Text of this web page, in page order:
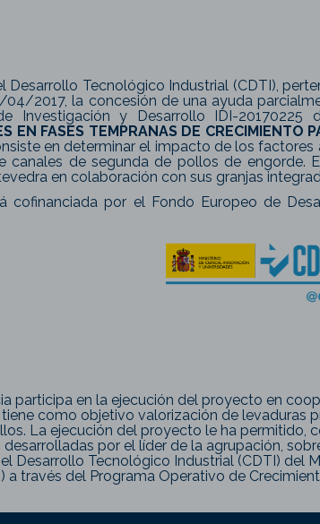
Desarrollo Tecnológico Industrial (CDTI),
2017, la concesión de una ayuda
Investigación y Desarrollo IDI-20170225
EN FASES TEMPRANAS DE CRECIMIENTO
en determinar el impacto de los
canales de segunda de pollos de
en colaboración con sus granjas
cofinanciada por el Fondo Europeo de
participa en la ejecución del proyecto en
como objetivo valorización de levaduras
La ejecución del proyecto le ha permitido,
desarrolladas por el líder de la agrupación,
Desarrollo Tecnológico Industrial (CDTI) del
a través del Programa Operativo de